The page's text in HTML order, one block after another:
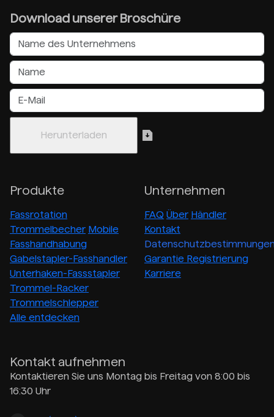
Download unserer Broschüre
Produkte
Fassrotation
Trommelbecher Mobile
Fasshandhabung
Gabelstapler-Fasshandler
Unterhaken-Fassstapler
Trommel-Racker
Trommelschlepper
Alle entdecken
Unternehmen
FAQ Über Händler
Kontakt
Garantie Registrierung
Karriere
Kontakt aufnehmen
Kontaktieren Sie uns Montag bis Freitag von 8:00 bis
16:30 Uhr